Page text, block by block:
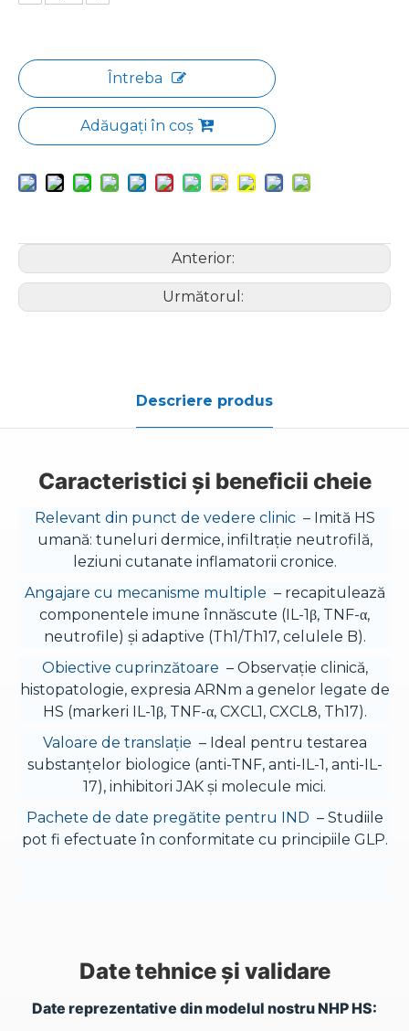
Întreba
Adăugați în coș
Anterior:
Următorul:
Descriere produs
Caracteristici și beneficii cheie
Relevant din punct de vedere clinic – Imită HS
umană: tuneluri dermice, infiltrație neutrofilă,
leziuni cutanate inflamatorii cronice.
Angajare cu mecanisme multiple – recapitulează
componentele imune înnăscute (IL-1β, TNF-α,
neutrofile) și adaptive (Th1/Th17, celulele B).
Obiective cuprinzătoare – Observație clinică,
histopatologie, expresia ARNm a genelor legate de
HS (markeri IL-1β, TNF-α, CXCL1, CXCL8, Th17).
Valoare de translație – Ideal pentru testarea
substanțelor biologice (anti-TNF, anti-IL-1, anti-IL-
17), inhibitori JAK și molecule mici.
Pachete de date pregătite pentru IND – Studiile
pot fi efectuate în conformitate cu principiile GLP.
Date tehnice și validare
Date reprezentative din modelul nostru NHP HS: